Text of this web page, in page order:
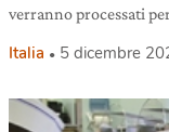
verranno processati
Italia 5 dicembre